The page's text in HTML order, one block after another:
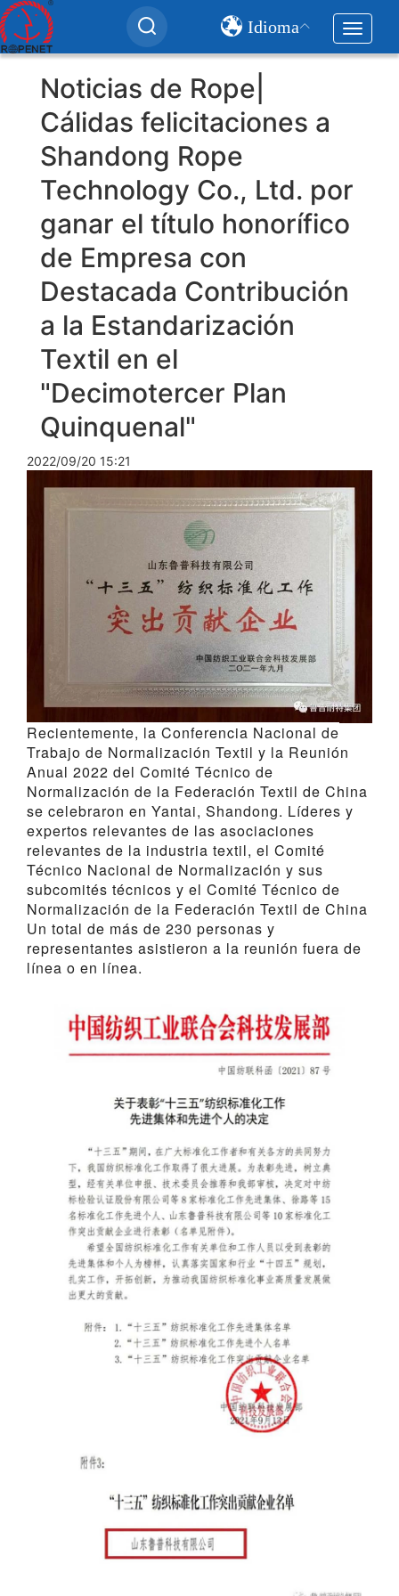
Idioma
Toggle
User
account
menu
Noticias de Rope|
Cálidas felicitaciones a
Shandong Rope
Technology Co., Ltd. por
ganar el título honorífico
de Empresa con
Destacada Contribución
a la Estandarización
Textil en el
"Decimotercer Plan
Quinquenal"
2022/09/20 15:21
Recientemente, la Conferencia Nacional de
Trabajo de Normalización Textil y la Reunión
Anual 2022 del Comité Técnico de
Normalización de la Federación Textil de China
se celebraron en Yantai, Shandong. Líderes y
expertos relevantes de las asociaciones
relevantes de la industria textil, el Comité
Técnico Nacional de Normalización y sus
subcomités técnicos y el Comité Técnico de
Normalización de la Federación Textil de China
Un total de más de 230 personas y
representantes asistieron a la reunión fuera de
línea o en línea.